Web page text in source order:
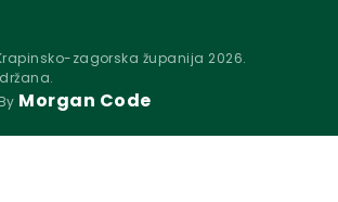
zagorska županija 2026.
Morgan Code